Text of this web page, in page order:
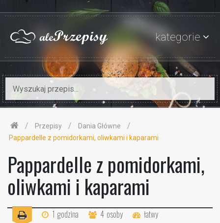
kategorie
Przepisy
Dania Główne
Pappardelle z pomidorkami, oliwkami i kaparami
Pappardelle z pomidorkami,
oliwkami i kaparami
1 godzina 4 osoby łatwy